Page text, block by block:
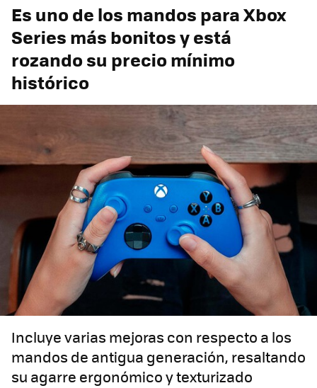
Es uno de los mandos para Xbox
Series más bonitos y está
rozando su precio mínimo
histórico
Incluye varias mejoras con respecto a los
mandos de antigua generación, resaltando
su agarre ergonómico y texturizado